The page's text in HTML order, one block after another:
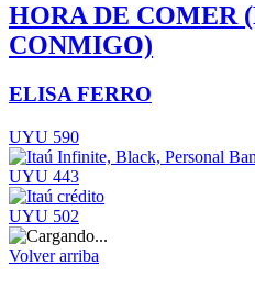
HORA DE COMER
CONMIGO)
ELISA FERRO
UYU 590
UYU 443
UYU 502
Volver arriba